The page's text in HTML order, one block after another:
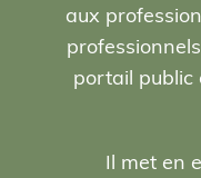
aux
portail public
Il met en